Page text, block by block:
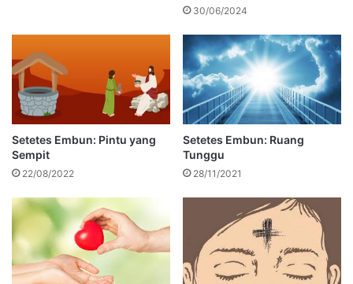
30/06/2024
Setetes Embun: Pintu yang
Sempit
22/08/2022
Setetes Embun: Ruang
Tunggu
28/11/2021